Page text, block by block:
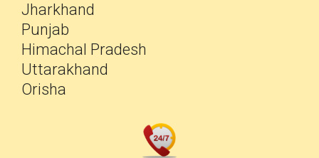
Jharkhand
Punjab
Himachal Pradesh
Uttarakhand
Orisha